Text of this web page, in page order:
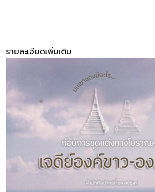
รายละเอียดเพิ่มเติม